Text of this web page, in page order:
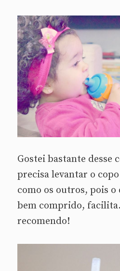
Gostei bastante desse
precisa levantar o
como os outros, pois o
bem comprido,
recomendo!